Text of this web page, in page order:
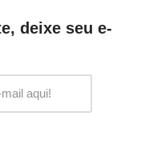
deixe seu e-